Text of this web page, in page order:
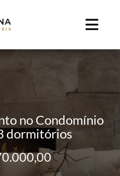
no Condomínio
dormitórios